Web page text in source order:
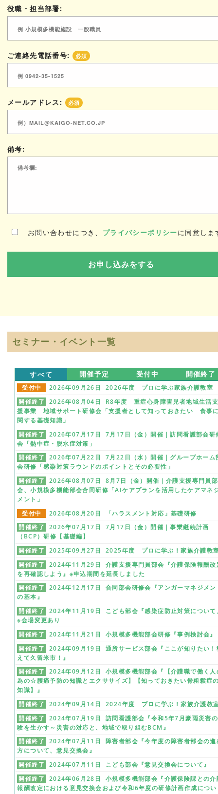
役職・担当部署:
ご連絡先電話番号: 必須
メールアドレス: 必須
備考:
お問い合わせにつき、 プライバシーポリシーに同意しま
セミナー・イベント一覧
すべて 開催予定 受付中 開催終了
受付中
2026年09月26日 2026年度 プロに学ぶ家族介護教室
開催終了
2026年08月04日 R8年度 重症心身障害児者地域生活
援事業 地域サポート研修会「支援者として知っておきたい 食事
関する基礎知識」
開催終了
2026年07月17日 7月17日（金）開催｜訪問看護部会研
会「熱中症・脱水症対策」
開催終了
2026年07月22日 7月22日（水）開催｜グループホーム
会研修「感染対策ラウンドのポイントとその必要性」
開催終了
2026年08月07日 8月7日（金）開催｜介護支援専門員部
会、小規模多機能部会合同研修「AIケアプランを活用したケアマネ
メント」
受付中
2026年08月20日 「ハラスメント対応」基礎研修
開催終了
2026年07月17日 7月17日（金）開催｜事業継続計画
（BCP）研修【基礎編】
開催終了
2025年09月27日 2025年度 プロに学ぶ！家族介護教
開催終了
2024年11月29日 介護支援専門員部会『介護保険報酬改
を再確認しよう』※申込期間を延長しました
開催終了
2024年12月17日 合同部会研修会『アンガーマネジメン
の基本』
開催終了
2024年11月19日 こども部会『感染症防止対策について
※会場変更あり
開催終了
2024年11月21日 小規模多機能部会研修『事例検討会』
開催終了
2024年09月19日 通所サービス部会『ここが知りたい！
えて久留米市！』
開催終了
2024年09月12日 小規模多機能部会『【介護職で働く人
為の☆腰痛予防の知識とエクササイズ】【知っておきたい骨粗鬆症
知識】』
開催終了
2024年09月14日 2024年度 プロに学ぶ！家族介護教
開催終了
2024年07月19日 訪問看護部会『令和5年7月豪雨災害
験を生かす～災害の対応と、地域で取り組むBCM』
開催終了
2024年07月11日 障害者部会『今年度の障害者部会の進
方について、意見交換会』
開催終了
2024年07月11日 こども部会『意見交換会について』
開催終了
2024年06月28日 小規模多機能部会『介護保険課との介
報酬改定における意見交換会および令和6年度の研修計画作成につい